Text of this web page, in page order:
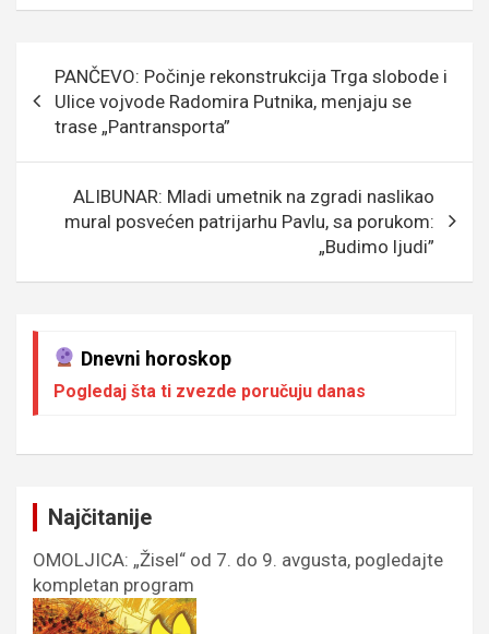
ce
o
o
k
tt ail s
g
e
se
g
er at
A
p
p
Кретање
чланка
PANČEVO: Počinje rekonstrukcija Trga slobode i
Ulice vojvode Radomira Putnika, menjaju se
trase „Pantransporta”
ALIBUNAR: Mladi umetnik na zgradi naslikao
mural posvećen patrijarhu Pavlu, sa porukom:
„Budimo ljudi”
Dnevni horoskop
Pogledaj šta ti zvezde poručuju danas
Najčitanije
OMOLJICA: „Žisel“ od 7. do 9. avgusta, pogledajte
kompletan program